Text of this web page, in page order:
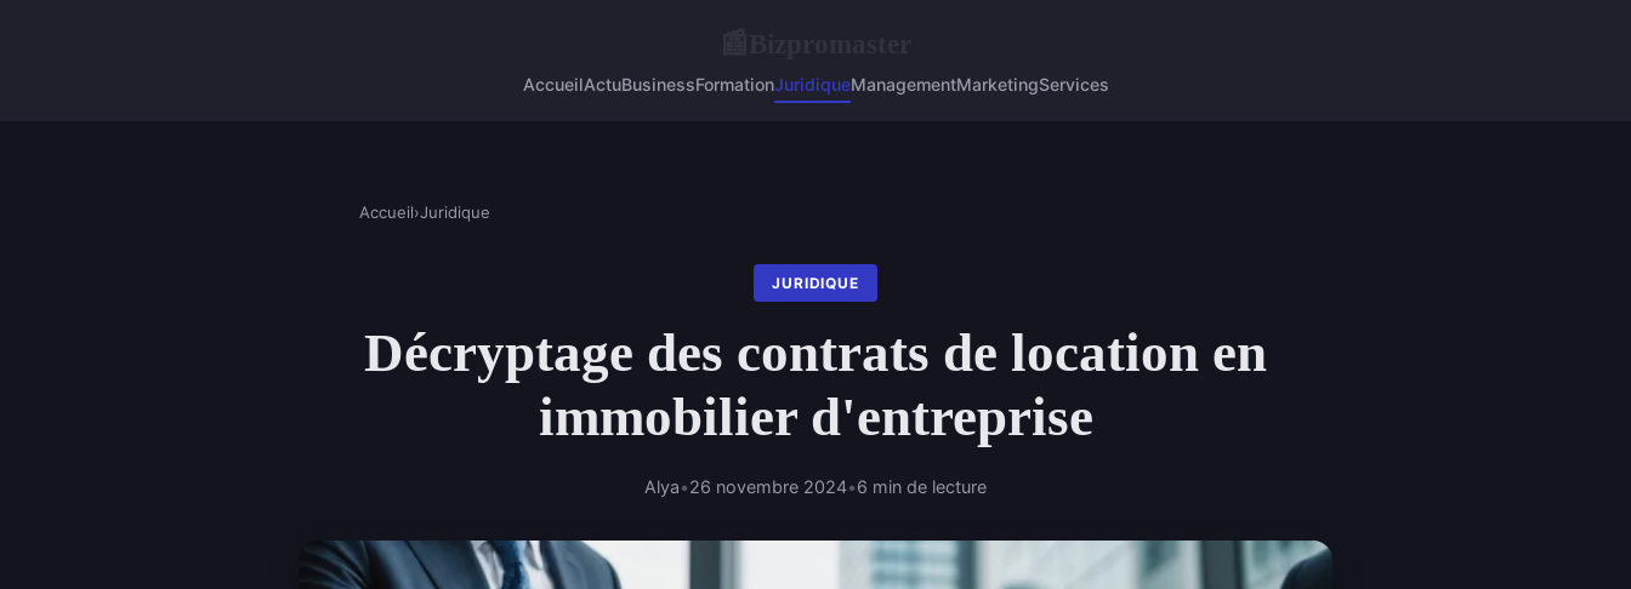
AccueilActuBusinessFormationJuridiqueManagementMarketingServices
Accueil›Juridique
JURIDIQUE
Décryptage des contrats de location en
immobilier d'entreprise
Alya•26 novembre 2024•6 min de lecture